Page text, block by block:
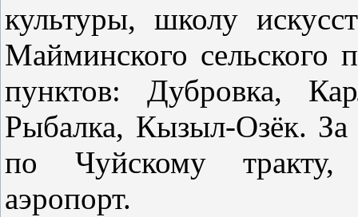
культуры, школу
Майминского сельского
пунктов: Дубровка,
Рыбалка, Кызыл-Озёк.
по Чуйскому тракту,
аэропорт.